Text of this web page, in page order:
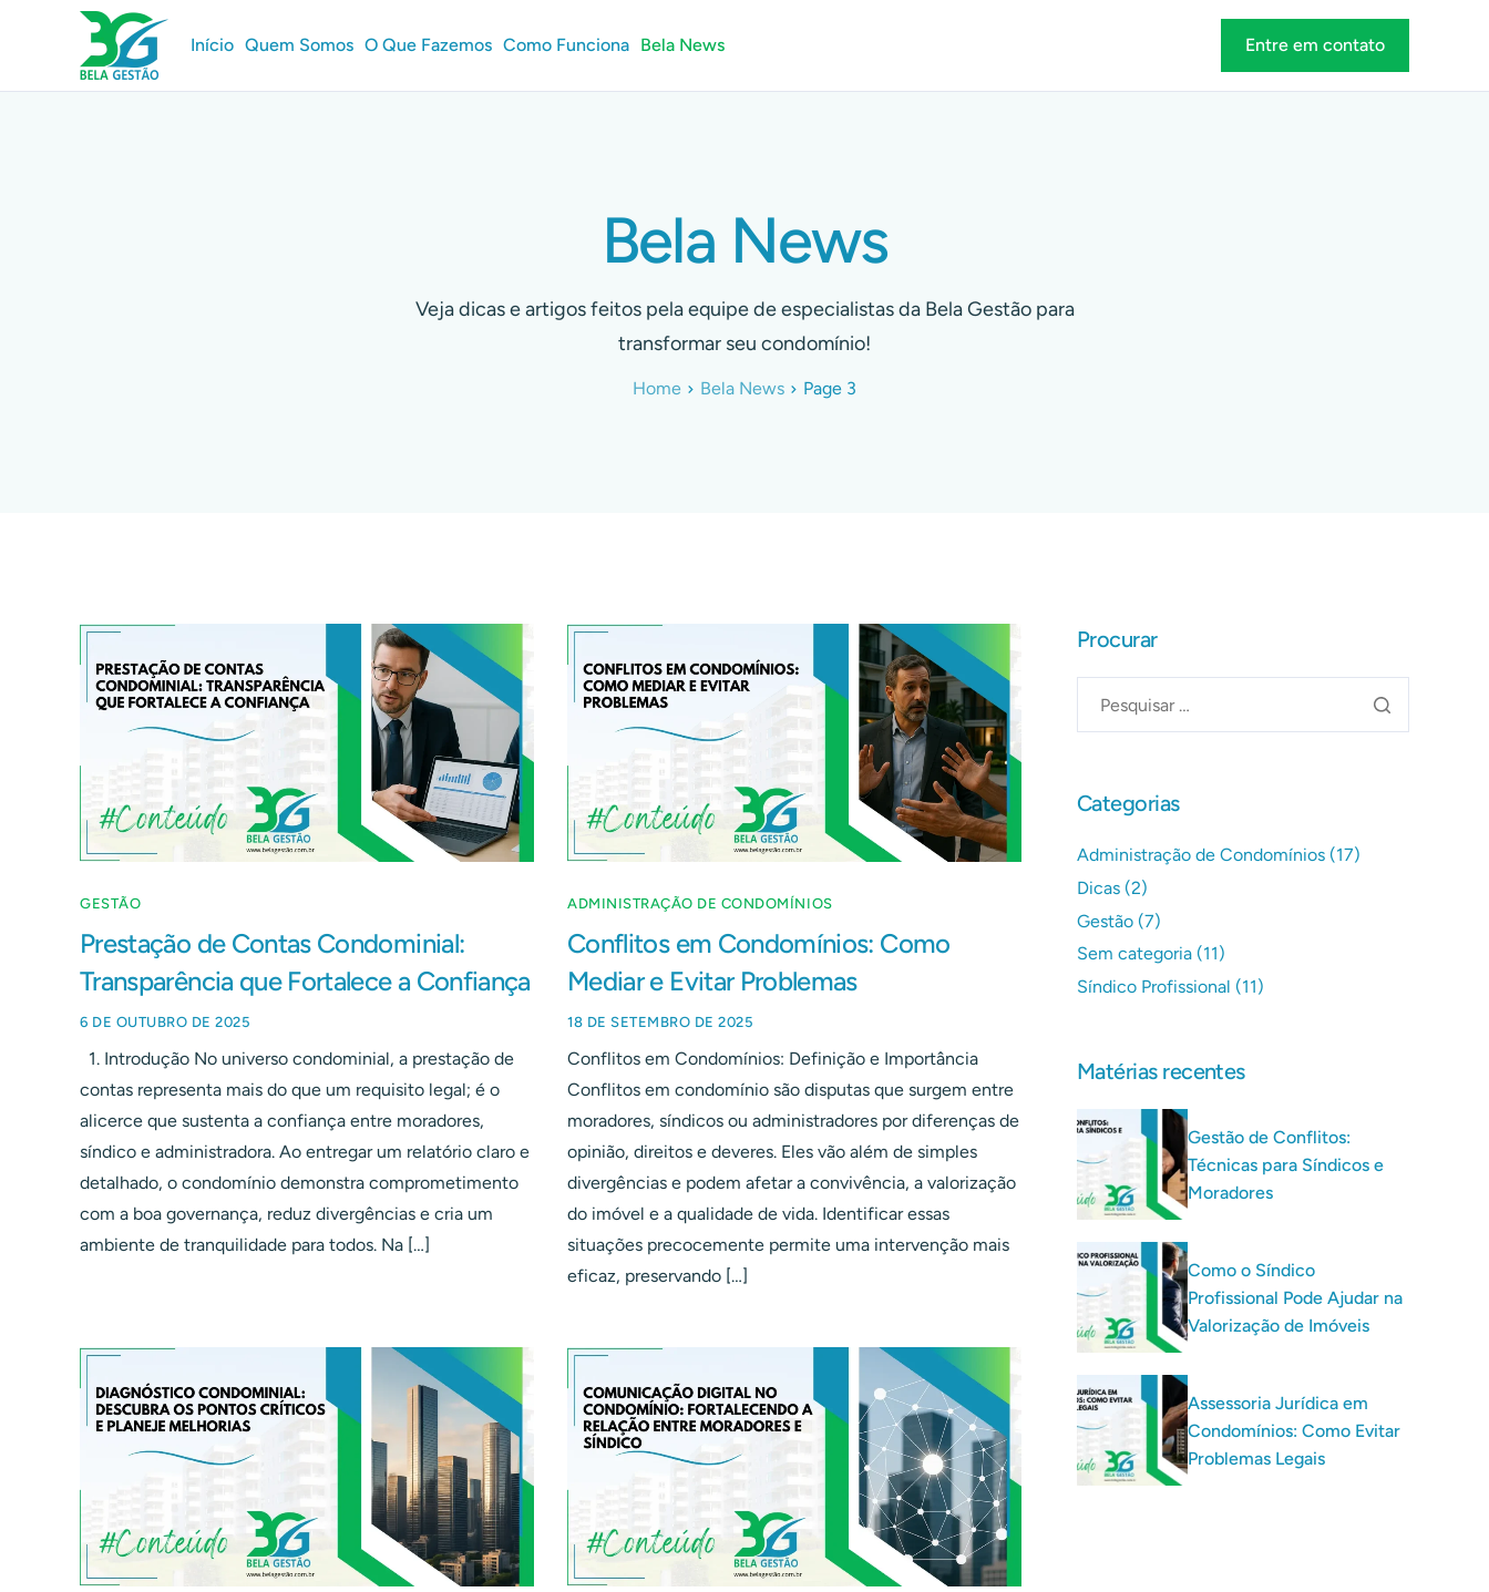
Início Quem Somos O Que Fazemos Como Funciona Bela News Entre em contato
Bela News
Veja dicas e artigos feitos pela equipe de especialistas da Bela Gestão para
transformar seu condomínio!
Home Bela News Page 3
GESTÃO
Prestação de Contas Condominial:
Transparência que Fortalece a Confiança
6 DE OUTUBRO DE 2025
1. Introdução No universo condominial, a prestação de
contas representa mais do que um requisito legal; é o
alicerce que sustenta a confiança entre moradores,
síndico e administradora. Ao entregar um relatório claro e
detalhado, o condomínio demonstra comprometimento
com a boa governança, reduz divergências e cria um
ambiente de tranquilidade para todos. Na […]
ADMINISTRAÇÃO DE CONDOMÍNIOS
Conflitos em Condomínios: Como
Mediar e Evitar Problemas
18 DE SETEMBRO DE 2025
Conflitos em Condomínios: Definição e Importância
Conflitos em condomínio são disputas que surgem entre
moradores, síndicos ou administradores por diferenças de
opinião, direitos e deveres. Eles vão além de simples
divergências e podem afetar a convivência, a valorização
do imóvel e a qualidade de vida. Identificar essas
situações precocemente permite uma intervenção mais
eficaz, preservando […]
Procurar
Categorias
Administração de Condomínios (17)
Dicas (2)
Gestão (7)
Sem categoria (11)
Síndico Profissional (11)
Matérias recentes
Gestão de Conflitos:
Técnicas para Síndicos e
Moradores
Como o Síndico
Profissional Pode Ajudar na
Valorização de Imóveis
Assessoria Jurídica em
Condomínios: Como Evitar
Problemas Legais